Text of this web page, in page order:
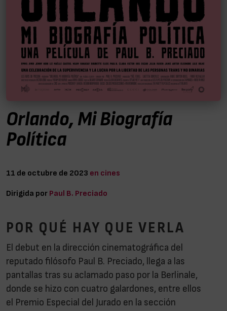
Orlando, Mi Biografía
Política
11 de octubre de 2023 en cines
Dirigida por Paul B. Preciado
POR QUÉ HAY QUE VERLA
El debut en la dirección cinematográfica del
reputado filósofo Paul B. Preciado, llega a las
pantallas tras su aclamado paso por la Berlinale,
donde se hizo con cuatro galardones, entre ellos
el Premio Especial del Jurado en la sección